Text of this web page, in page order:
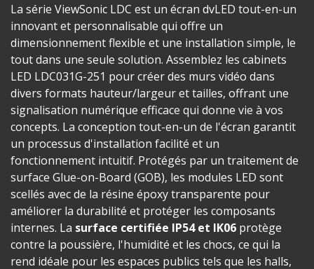
La série ViewSonic LDC est un écran dvLED tout-en-un
innovant et personnalisable qui offre un
dimensionnement flexible et une installation simple, le
tout dans une seule solution. Assemblez les cabinets
LED LDC031G-251 pour créer des murs vidéo dans
divers formats hauteur/largeur et tailles, offrant une
signalisation numérique efficace qui donne vie à vos
concepts. La conception tout-en-un de l'écran garantit
un processus d'installation facilité et un
fonctionnement intuitif. Protégés par un traitement de
surface Glue-on-Board (GOB), les modules LED sont
scellés avec de la résine époxy transparente pour
améliorer la durabilité et protéger les composants
internes. La surface certifiée IP54 et IK06 protège
contre la poussière, l'humidité et les chocs, ce qui la
rend idéale pour les espaces publics tels que les halls,